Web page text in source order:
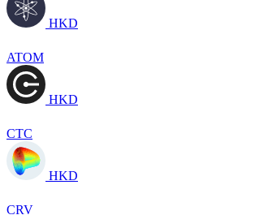
HKD
ATOM
HKD
CTC
HKD
CRV